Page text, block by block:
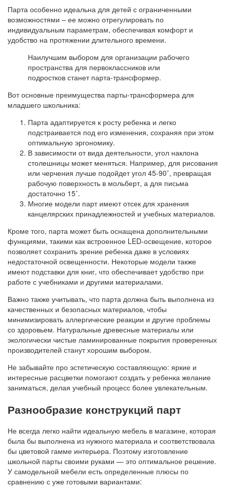
Парта особенно идеальна для детей с ограниченными
возможностями – ее можно отрегулировать по
индивидуальным параметрам, обеспечивая комфорт и
удобство на протяжении длительного времени.
Наилучшим выбором для организации рабочего
пространства для первоклассников или
подростков станет парта-трансформер.
Вот основные преимущества парты-трансформера для
младшего школьника:
Парта адаптируется к росту ребенка и легко
подстраивается под его изменения, сохраняя при этом
оптимальную эргономику.
В зависимости от вида деятельности, угол наклона
столешницы может меняться. Например, для рисования
или черчения лучше подойдет угол 45-90˚, превращая
рабочую поверхность в мольберт, а для письма
достаточно 15˚.
Многие модели парт имеют отсек для хранения
канцелярских принадлежностей и учебных материалов.
Кроме того, парта может быть оснащена дополнительными
функциями, такими как встроенное LED-освещение, которое
позволяет сохранить зрение ребенка даже в условиях
недостаточной освещенности. Некоторые модели также
имеют подставки для книг, что обеспечивает удобство при
работе с учебниками и другими материалами.
Важно также учитывать, что парта должна быть выполнена из
качественных и безопасных материалов, чтобы
минимизировать аллергические реакции и другие проблемы
со здоровьем. Натуральные древесные материалы или
экологически чистые ламинированные покрытия проверенных
производителей станут хорошим выбором.
Не забывайте про эстетическую составляющую: яркие и
интересные расцветки помогают создать у ребенка желание
заниматься, делая учебный процесс более увлекательным.
Разнообразие конструкций парт
Не всегда легко найти идеальную мебель в магазине, которая
была бы выполнена из нужного материала и соответствовала
бы цветовой гамме интерьера. Поэтому изготовление
школьной парты своими руками — это оптимальное решение.
У самодельной мебели есть определенные плюсы по
сравнению с уже готовыми вариантами: